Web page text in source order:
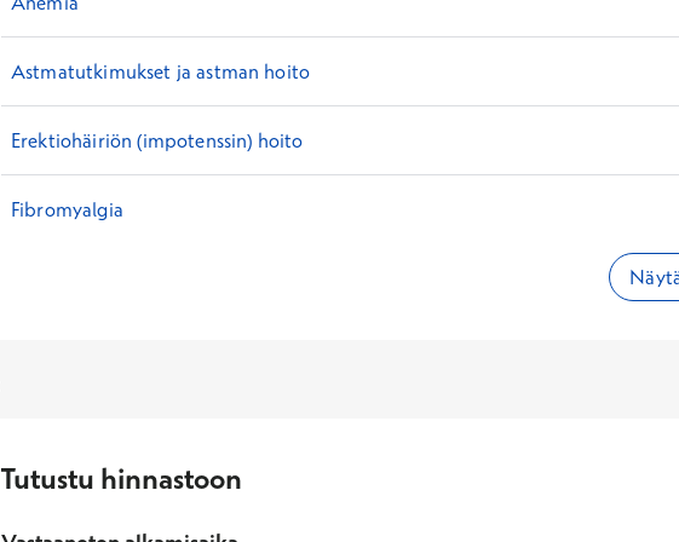
Astmatutkimukset ja astman hoito
Erektiohäiriön (impotenssin) hoito
Fibromyalgia
Tutustu hinnastoon